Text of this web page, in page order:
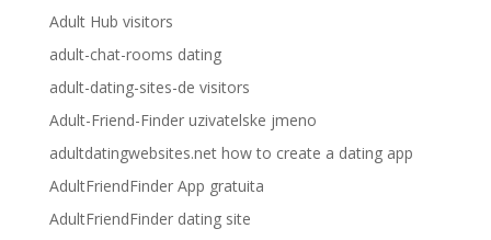
Adult Hub visitors
adult-chat-rooms dating
adult-dating-sites-de visitors
Adult-Friend-Finder uzivatelske jmeno
adultdatingwebsites.net how to create a dating app
AdultFriendFinder App gratuita
AdultFriendFinder dating site